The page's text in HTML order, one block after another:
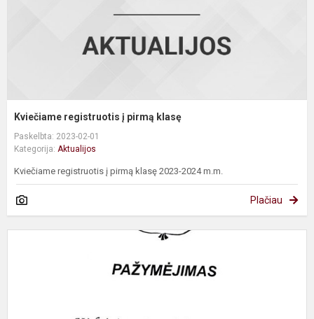
Kviečiame registruotis į pirmą klasę
Paskelbta: 2023-02-01
Kategorija: Aktualijos
Kviečiame registruotis į pirmą klasę 2023-2024 m.m.
Plačiau